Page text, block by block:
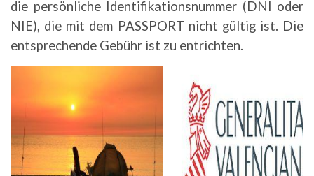
die persönliche Identifikationsnummer (DNI oder
NIE), die mit dem PASSPORT nicht gültig ist. Die
entsprechende Gebühr ist zu entrichten.